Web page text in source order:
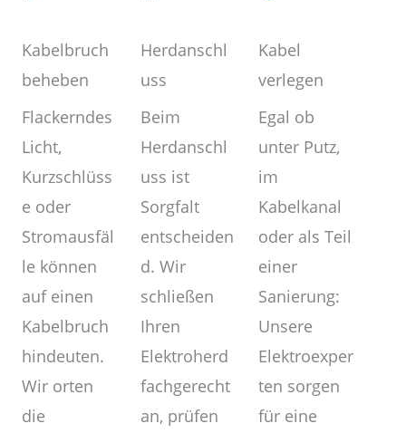
Kabelbruch
beheben
Flackerndes
Licht,
Kurzschlüss
e oder
Stromausfäl
le können
auf einen
Kabelbruch
hindeuten.
Wir orten
die
Herdanschl
uss
Beim
Herdanschl
uss ist
Sorgfalt
entscheiden
d. Wir
schließen
Ihren
Elektroherd
fachgerecht
an, prüfen
Kabel
verlegen
Egal ob
unter Putz,
im
Kabelkanal
oder als Teil
einer
Sanierung:
Unsere
Elektroexper
ten sorgen
für eine